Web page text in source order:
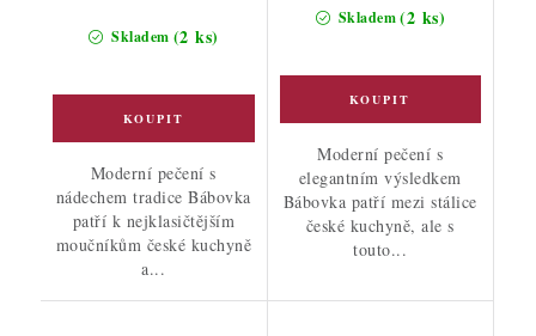
Skladem (2 ks)
Moderní pečení s
nádechem tradice Bábovka
patří k nejklasičtějším
moučníkům české kuchyně
a...
Skladem(2 ks)
Moderní pečení s
elegantním výsledkem
Bábovka patří mezi stálice
české kuchyně, ale s
touto...